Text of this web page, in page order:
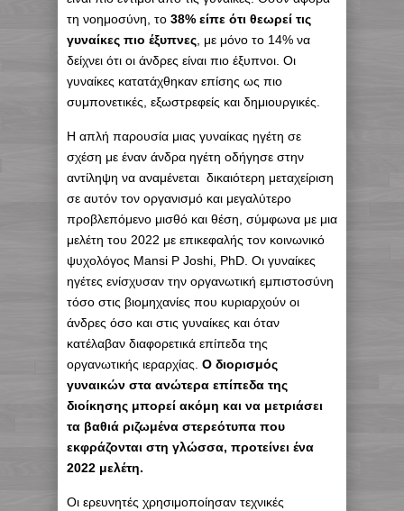
τη νοημοσύνη, το 38% είπε ότι θεωρεί τις
γυναίκες πιο έξυπνες , με μόνο το 14% να
δείχνει ότι οι άνδρες είναι πιο έξυπνοι. Οι
γυναίκες κατατάχθηκαν επίσης ως πιο
συμπονετικές, εξωστρεφείς και δημιουργικές.
Η απλή παρουσία μιας γυναίκας ηγέτη σε
σχέση με έναν άνδρα ηγέτη οδήγησε στην
αντίληψη να αναμένεται δικαιότερη μεταχείριση
σε αυτόν τον οργανισμό και μεγαλύτερο
προβλεπόμενο μισθό και θέση, σύμφωνα με μια
μελέτη του 2022 με επικεφαλής τον κοινωνικό
ψυχολόγος Mansi P Joshi, PhD. Οι γυναίκες
ηγέτες ενίσχυσαν την οργανωτική εμπιστοσύνη
τόσο στις βιομηχανίες που κυριαρχούν οι
άνδρες όσο και στις γυναίκες και όταν
κατέλαβαν διαφορετικά επίπεδα της
οργανωτικής ιεραρχίας. Ο διορισμός
γυναικών στα ανώτερα επίπεδα της
διοίκησης μπορεί ακόμη και να μετριάσει
τα βαθιά ριζωμένα στερεότυπα που
εκφράζονται στη γλώσσα, προτείνει ένα
2022 μελέτη.
Οι ερευνητές χρησιμοποίησαν τεχνικές